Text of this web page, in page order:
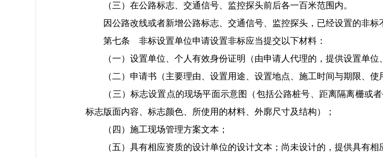
（三）在公路标志、交通信号、监控探头前后各一百米范围内。
因公路改线或者新增公路标志、交通信号、监控探头，已经设置的非标
第七条 非标设置单位申请设置非标应当提交以下材料：
（一）设置单位、个人有效身份证明（由申请人代理的，提供设置单位
（二）申请书（主要理由、设置用途、设置地点、施工时间与期限、使
（三）标志设置点的现场平面示意图（包括公路桩号、距离隔离栅或
标志版面内容、标志颜色、所使用的材料、外廓尺寸及结构）；
（四）施工现场管理方案文本；
（五）具有相应资质的设计单位的设计文本；尚未设计的，提供具有相